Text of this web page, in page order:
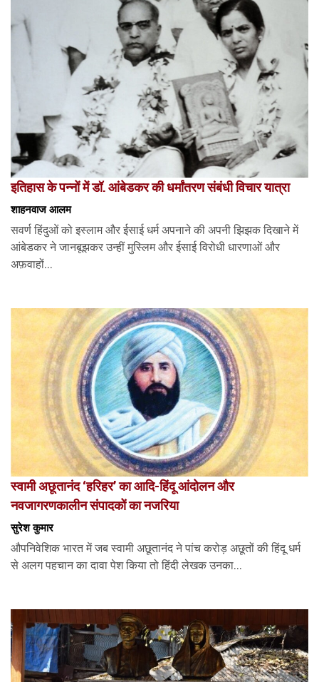
इतिहास के पन्नों में डॉ. आंबेडकर की धर्मांतरण संबंधी विचार यात्रा
शाहनवाज आलम
सवर्ण हिंदुओं को इस्लाम और ईसाई धर्म अपनाने की अपनी झिझक दिखाने में
आंबेडकर ने जानबूझकर उन्हीं मुस्लिम और ईसाई विरोधी धारणाओं और
अफ़वाहों...
स्वामी अछूतानंद ‘हरिहर’ का आदि-हिंदू आंदोलन और
नवजागरणकालीन संपादकों का नजरिया
सुरेश कुमार
औपनिवेशिक भारत में जब स्वामी अछूतानंद ने पांच करोड़ अछूतों की हिंदू धर्म
से अलग पहचान का दावा पेश किया तो हिंदी लेखक उनका...